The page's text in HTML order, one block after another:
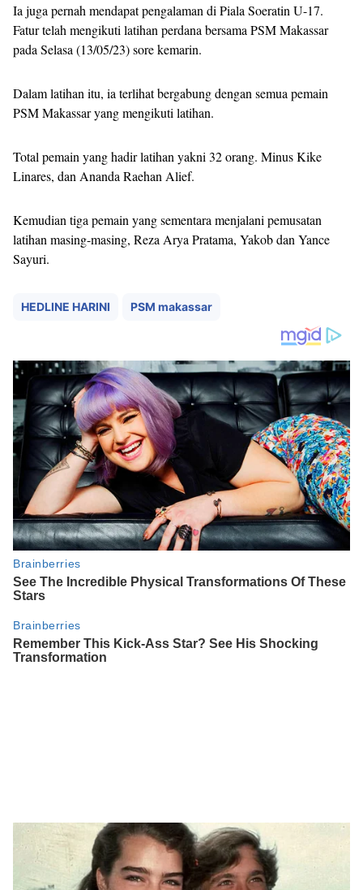
Ia juga pernah mendapat pengalaman di Piala Soeratin U-17.
Fatur telah mengikuti latihan perdana bersama PSM Makassar
pada Selasa (13/05/23) sore kemarin.
Dalam latihan itu, ia terlihat bergabung dengan semua pemain
PSM Makassar yang mengikuti latihan.
Total pemain yang hadir latihan yakni 32 orang. Minus Kike
Linares, dan Ananda Raehan Alief.
Kemudian tiga pemain yang sementara menjalani pemusatan
latihan masing-masing, Reza Arya Pratama, Yakob dan Yance
Sayuri.
HEDLINE HARINI PSM makassar